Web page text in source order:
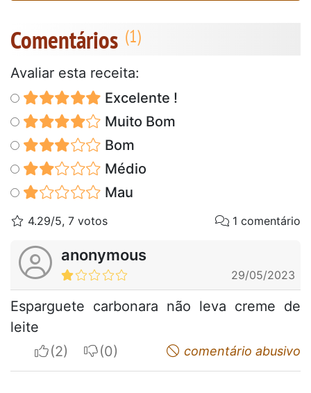
Comentários
Avaliar esta receita:
Excelente !
Muito Bom
Bom
Médio
Mau
4.29/5, 7 votos 1 comentário
anonymous
29/05/2023
Esparguete carbonara não leva creme de
leite
I apreciateI do not appreciatecomentário abusivo